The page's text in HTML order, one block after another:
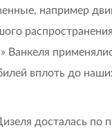
например
Ванкеля
вплоть до
досталась по